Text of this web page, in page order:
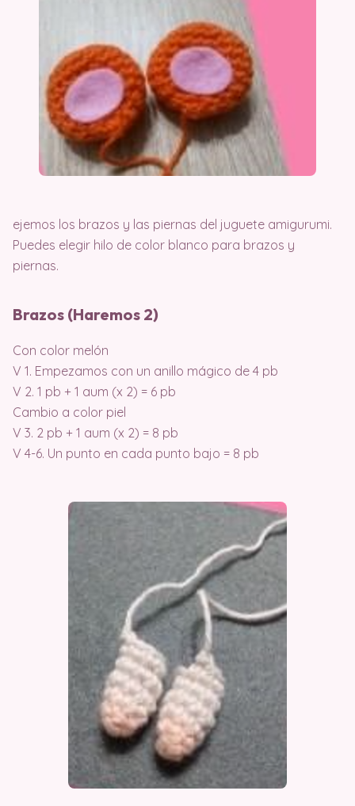
ejemos los brazos y las piernas del juguete amigurumi.
Puedes elegir hilo de color blanco para brazos y
piernas.
Brazos (Haremos 2)
Con color melón
V 1. Empezamos con un anillo mágico de 4 pb
V 2. 1 pb + 1 aum (x 2) = 6 pb
Cambio a color piel
V 3. 2 pb + 1 aum (x 2) = 8 pb
V 4-6. Un punto en cada punto bajo = 8 pb